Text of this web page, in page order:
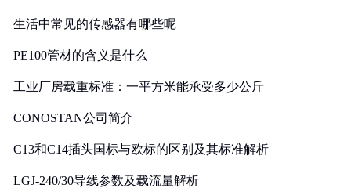
生活中常见的传感器有哪些呢
PE100管材的含义是什么
工业厂房载重标准：一平方米能承受多少公斤
CONOSTAN公司简介
C13和C14插头国标与欧标的区别及其标准解析
LGJ-240/30导线参数及载流量解析